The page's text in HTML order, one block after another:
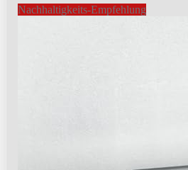
Nachhaltigkeits-Empfehlung